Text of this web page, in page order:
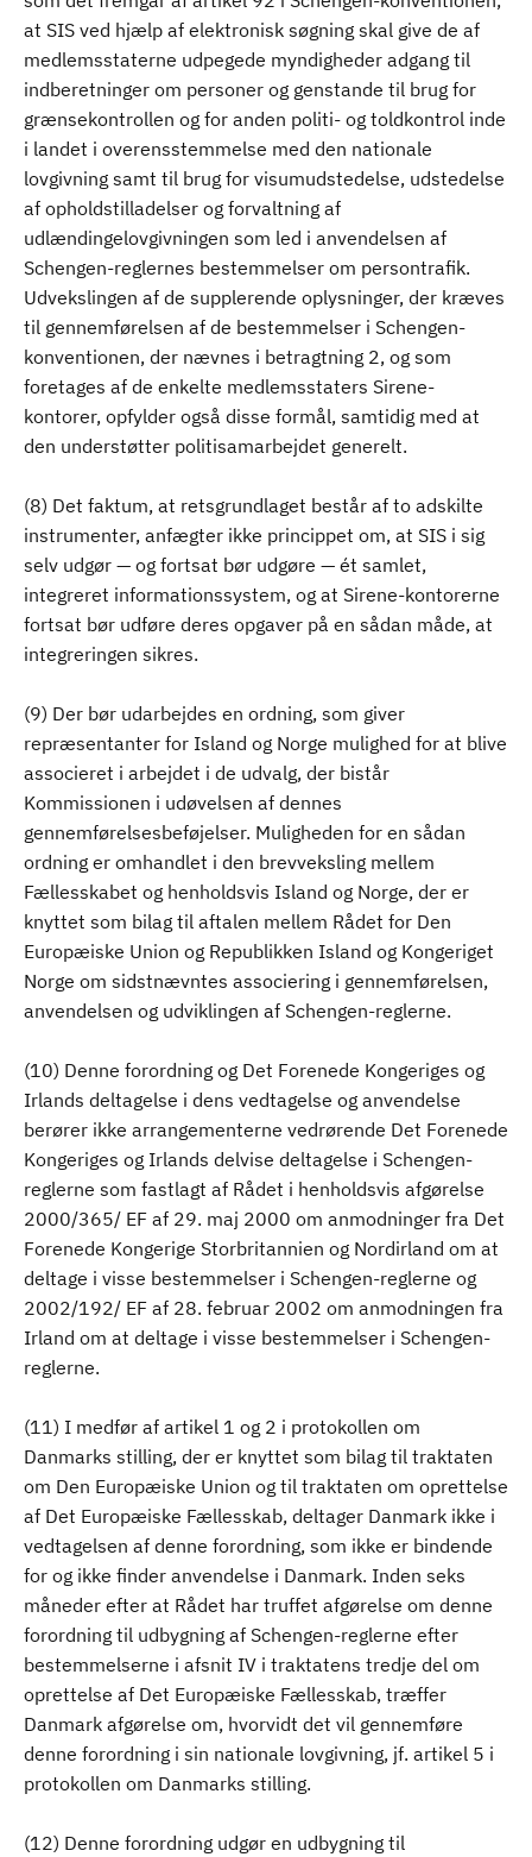
at SIS ved hjælp af elektronisk søgning skal give de af
medlemsstaterne udpegede myndigheder adgang til
indberetninger om personer og genstande til brug for
grænsekontrollen og for anden politi- og toldkontrol inde
i landet i overensstemmelse med den nationale
lovgivning samt til brug for visumudstedelse, udstedelse
af opholdstilladelser og forvaltning af
udlændingelovgivningen som led i anvendelsen af
Schengen-reglernes bestemmelser om persontrafik.
Udvekslingen af de supplerende oplysninger, der kræves
til gennemførelsen af de bestemmelser i Schengen-
konventionen, der nævnes i betragtning 2, og som
foretages af de enkelte medlemsstaters Sirene-
kontorer, opfylder også disse formål, samtidig med at
den understøtter politisamarbejdet generelt.
(8) Det faktum, at retsgrundlaget består af to adskilte
instrumenter, anfægter ikke princippet om, at SIS i sig
selv udgør — og fortsat bør udgøre — ét samlet,
integreret informationssystem, og at Sirene-kontorerne
fortsat bør udføre deres opgaver på en sådan måde, at
integreringen sikres.
(9) Der bør udarbejdes en ordning, som giver
repræsentanter for Island og Norge mulighed for at blive
associeret i arbejdet i de udvalg, der bistår
Kommissionen i udøvelsen af dennes
gennemførelsesbeføjelser. Muligheden for en sådan
ordning er omhandlet i den brevveksling mellem
Fællesskabet og henholdsvis Island og Norge, der er
knyttet som bilag til aftalen mellem Rådet for Den
Europæiske Union og Republikken Island og Kongeriget
Norge om sidstnævntes associering i gennemførelsen,
anvendelsen og udviklingen af Schengen-reglerne.
(10) Denne forordning og Det Forenede Kongeriges og
Irlands deltagelse i dens vedtagelse og anvendelse
berører ikke arrangementerne vedrørende Det Forenede
Kongeriges og Irlands delvise deltagelse i Schengen-
reglerne som fastlagt af Rådet i henholdsvis afgørelse
2000/365/ EF af 29. maj 2000 om anmodninger fra Det
Forenede Kongerige Storbritannien og Nordirland om at
deltage i visse bestemmelser i Schengen-reglerne og
2002/192/ EF af 28. februar 2002 om anmodningen fra
Irland om at deltage i visse bestemmelser i Schengen-
reglerne.
(11) I medfør af artikel 1 og 2 i protokollen om
Danmarks stilling, der er knyttet som bilag til traktaten
om Den Europæiske Union og til traktaten om oprettelse
af Det Europæiske Fællesskab, deltager Danmark ikke i
vedtagelsen af denne forordning, som ikke er bindende
for og ikke finder anvendelse i Danmark. Inden seks
måneder efter at Rådet har truffet afgørelse om denne
forordning til udbygning af Schengen-reglerne efter
bestemmelserne i afsnit IV i traktatens tredje del om
oprettelse af Det Europæiske Fællesskab, træffer
Danmark afgørelse om, hvorvidt det vil gennemføre
denne forordning i sin nationale lovgivning, jf. artikel 5 i
protokollen om Danmarks stilling.
(12) Denne forordning udgør en udbygning til